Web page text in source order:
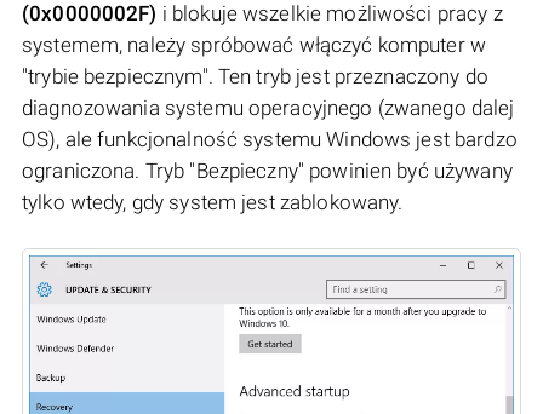
(0x0000002F) i blokuje wszelkie możliwości pracy z
systemem, należy spróbować włączyć komputer w
"trybie bezpiecznym". Ten tryb jest przeznaczony do
diagnozowania systemu operacyjnego (zwanego dalej
OS), ale funkcjonalność systemu Windows jest bardzo
ograniczona. Tryb "Bezpieczny" powinien być używany
tylko wtedy, gdy system jest zablokowany.